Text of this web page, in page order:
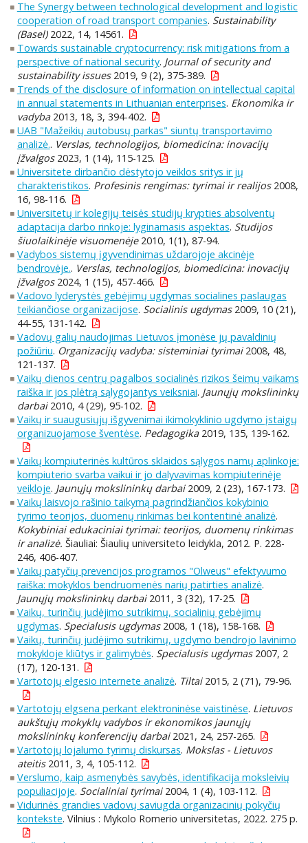
The Synergy between technological development and logistic
cooperation of road transport companies. Sustainability
(Basel)2022, 14, 14561.
Towards sustainable cryptocurrency: risk mitigations from a
perspective of national security. Journal of security and
sustainability issues2019, 9 (2), 375-389.
Trends of the disclosure of information on intellectual capital
in annual statements in Lithuanian enterprises. Ekonomika ir
vadyba2013, 18, 3, 394-402.
UAB "Mažeikių autobusų parkas" siuntų transportavimo
analizė.. Verslas, technologijos, biomedicina: inovacijų
įžvalgos2023, 1 (14), 115-125.
Universitete dirbančio dėstytojo veiklos sritys ir jų
charakteristikos. Profesinis rengimas: tyrimai ir realijos2008,
16, 98-116.
Universitetų ir kolegijų teisės studijų krypties absolventų
adaptacija darbo rinkoje: lyginamasis aspektas. Studijos
šiuolaikinėje visuomenėje2010, 1(1), 87-94.
Vadybos sistemų įgyvendinimas uždarojoje akcinėje
bendrovėje.. Verslas, technologijos, biomedicina: inovacijų
įžvalgos2024, 1 (15), 457-466.
Vadovo lyderystės gebėjimų ugdymas socialines paslaugas
teikiančiose organizacijose. Socialinis ugdymas2009, 10 (21),
44-55, 131-142.
Vadovų galių naudojimas Lietuvos įmonėse jų pavaldinių
požiūriu. Organizacijų vadyba: sisteminiai tyrimai2008, 48,
121-137.
Vaikų dienos centrų pagalbos socialinės rizikos šeimų vaikams
raiška ir jos plėtrą sąlygojantys veiksniai. Jaunųjų mokslininkų
darbai2010, 4 (29), 95-102.
Vaikų ir suaugusiųjų išgyvenimai ikimokyklinio ugdymo įstaigų
organizuojamose šventėse. Pedagogika2019, 135, 139-162.
Vaikų kompiuterinės kultūros sklaidos sąlygos namų aplinkoje:
kompiuterio svarba vaikui ir jo dalyvavimas kompiuterinėje
veikloje. Jaunųjų mokslininkų darbai2009, 2 (23), 167-173.
Vaikų laisvojo rašinio taikymą pagrindžiančios kokybinio
tyrimo teorijos, duomenų rinkimas bei kontentinė analizė.
Kokybiniai edukaciniai tyrimai: teorijos, duomenų rinkimas
ir analizė. Šiauliai: Šiaulių universiteto leidykla, 2012. P. 228-
246, 406-407.
Vaikų patyčių prevencijos programos "Olweus" efektyvumo
raiška: mokyklos bendruomenės narių patirties analizė.
Jaunųjų mokslininkų darbai2011, 3 (32), 17-25.
Vaikų, turinčių judėjimo sutrikimų, socialinių gebėjimų
ugdymas. Specialusis ugdymas2008, 1 (18), 158-168.
Vaikų, turinčių judėjimo sutrikimų, ugdymo bendrojo lavinimo
mokykloje kliūtys ir galimybės. Specialusis ugdymas2007, 2
(17), 120-131.
Vartotojų elgesio internete analizė. Tiltai2015, 2 (71), 79-96.
Vartotojų elgsena perkant elektroninėse vaistinėse. Lietuvos
aukštųjų mokyklų vadybos ir ekonomikos jaunųjų
mokslininkų konferencijų darbai2021, 24, 257-265.
Vartotojų lojalumo tyrimų diskursas. Mokslas - Lietuvos
ateitis2011, 3, 4, 105-112.
Verslumo, kaip asmenybės savybės, identifikacija moksleivių
populiacijoje. Socialiniai tyrimai2004, 1 (4), 103-112.
Vidurinės grandies vadovų saviugda organizacinių pokyčių
kontekste. Vilnius : Mykolo Romerio universitetas, 2022. 275 p.